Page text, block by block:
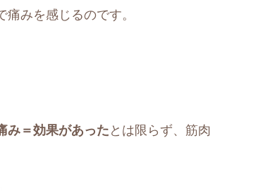
みを感じるのです。
み＝効果があったとは限らず、筋肉